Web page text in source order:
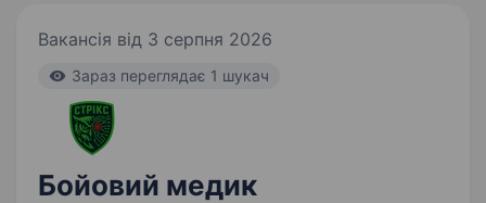
Вакансія від 3 серпня 2026
Зараз переглядає 1 шукач
Бойовий медик